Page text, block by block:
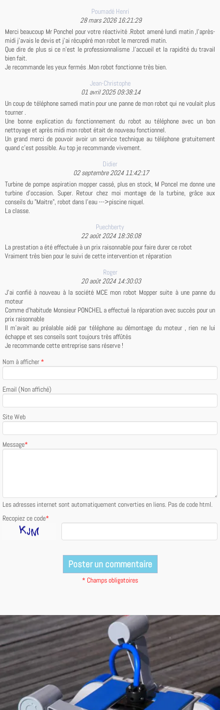
Poumadé Henri
28 mars 2026 16:21:29
Merci beaucoup Mr Ponchel pour votre réactivité .Robot amené lundi matin ,l'après-
midi j'avais le devis et j'ai récupéré mon robot le mercredi matin.
Que dire de plus si ce n'est le professionnalisme .l'accueil et la rapidité du travail
bien fait.
Je recommande les yeux fermés .Mon robot fonctionne très bien.
Jean-Christophe
01 avril 2025 09:38:14
Un coup de téléphone samedi matin pour une panne de mon robot qui ne voulait plus
tourner .
Une bonne explication du fonctionnement du robot au téléphone avec un bon
nettoyage et après midi mon robot était de nouveau fonctionnel.
Un grand merci de pouvoir avoir un service technique au téléphone gratuitement
quand c'est possible. Au top je recommande vivement.
Didier
02 septembre 2024 11:42:17
Turbine de pompe aspiration mopper cassé, plus en stock, M Poncel me donne une
turbine d'occasion. Super. Retour chez moi montage de la turbine, grâce aux
conseils du "Maitre", robot dans l'eau --->piscine niquel.
La classe.
Puechberty
22 août 2024 18:36:08
La prestation a été effectuée à un prix raisonnable pour faire durer ce robot
Vraiment très bien pour le suivi de cette intervention et réparation
Roger
20 août 2024 14:30:03
J’ai confié à nouveau à la société MCE mon robot Mopper suite à une panne du
moteur
Comme d’habitude Monsieur PONCHEL a effectué la réparation avec succès pour un
prix raisonnable
Il m’avait au préalable aidé par téléphone au démontage du moteur , rien ne lui
échappe et ses conseils sont toujours très affûtés
Je recommande cette entreprise sans réserve !
Nom à afficher*
Email (Non affiché)
Site Web
Message*
Les adresses internet sont automatiquement converties en liens. Pas de code html.
Recopiez ce code*
* Champs obligatoires